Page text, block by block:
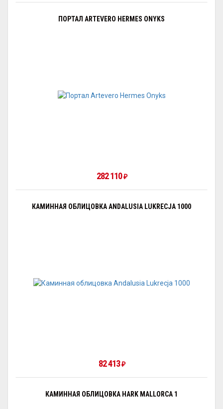
ПОРТАЛ ARTEVERO HERMES ONYKS
282 110₽
КАМИННАЯ ОБЛИЦОВКА ANDALUSIA LUKRECJA 1000
82 413₽
КАМИННАЯ ОБЛИЦОВКА HARK MALLORCA 1